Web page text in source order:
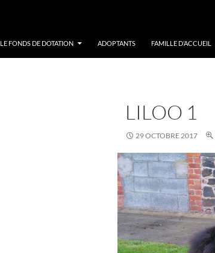
LE FONDS DE DOTATION ADOPTANTS FAMILLE D’ACCUEIL
LILOO 1
29 OCTOBRE 2017